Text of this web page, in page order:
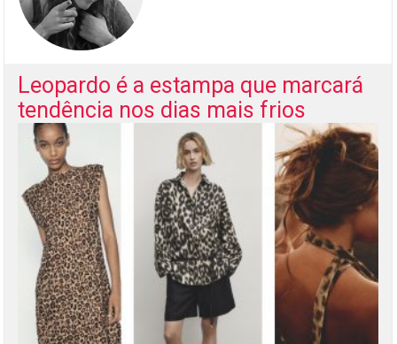
Leopardo é a estampa que marcará
tendência nos dias mais frios